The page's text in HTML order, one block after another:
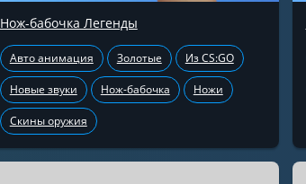
Нож-бабочка Легенды
Авто анимация Золотые Из CS:GO
Новые звуки Нож-бабочка Ножи
Скины оружия